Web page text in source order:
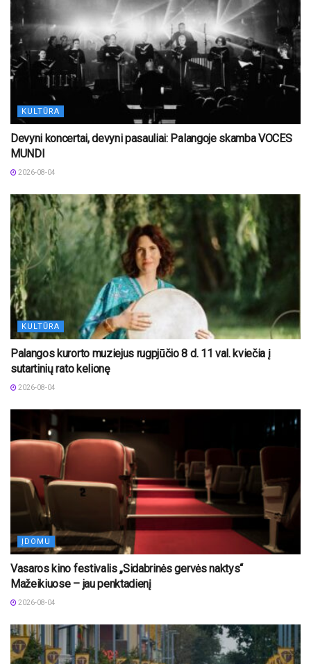
KULTŪRA
Devyni koncertai, devyni pasauliai: Palangoje skamba VOCES
MUNDI
2026-08-04
KULTŪRA
Palangos kurorto muziejus rugpjūčio 8 d. 11 val. kviečia į
sutartinių rato kelionę
2026-08-04
ĮDOMU
Vasaros kino festivalis „Sidabrinės gervės naktys“
Mažeikiuose – jau penktadienį
2026-08-04